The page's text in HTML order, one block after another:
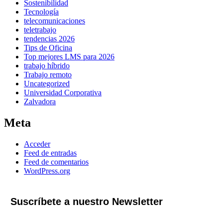
Sostenibilidad
Tecnología
telecomunicaciones
teletrabajo
tendencias 2026
Tips de Oficina
Top mejores LMS para 2026
trabajo híbrido
Trabajo remoto
Uncategorized
Universidad Corporativa
Zalvadora
Meta
Acceder
Feed de entradas
Feed de comentarios
WordPress.org
Suscríbete a nuestro Newsletter